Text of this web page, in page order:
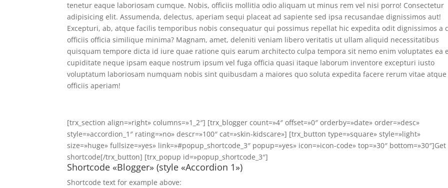
tenetur eaque laboriosam cumque. Nobis, officiis mollitia odio aliquam ut minus rem vel nisi porro! Consectetur
adipisicing elit. Assumenda, delectus, aperiam sequi placeat ad sapiente sed ipsa recusandae dignissimos aut!
Excepturi, ab, atque facilis temporibus nobis consequatur qui possimus repellat hic expedita odit dignissimos a
officiis officia similique minima? Magnam, amet, deleniti veniam libero veritatis ut ullam aliquid necessitatibus
quisquam tempore dicta id iure quae ratione quis earum architecto culpa tempora sit nemo enim voluptates ea
cupiditate neque ipsam eaque nostrum ipsum vel fuga officia quasi itaque laborum inventore excepturi iusto
voluptatum laboriosam numquam nobis sint quibusdam a maiores quo soluta expedita facere rerum vitae atque
officiis aperiam!
[trx_section align=»right» columns=»1_2″] [trx_blogger count=»4″ offset=»0″ orderby=»date» order=»desc»
style=»accordion_1″ rating=»no» descr=»100″ cat=»skin-kidscare»] [trx_button type=»square» style=»light»
size=»huge» fullsize=»yes» link=»#popup_shortcode_3″ popup=»yes» icon=»icon-code» top=»30″ bottom=»30″]Get
shortcode[/trx_button] [trx_popup id=»popup_shortcode_3″]
Shortcode «Blogger» (style «Accordion 1»)
Shortcode text for example above: